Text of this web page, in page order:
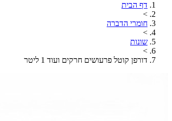
דף הבית
>
חומרי הדברה
>
שונות
>
דורפן קוטל פרעושים חרקים ועוד 1 ליטר